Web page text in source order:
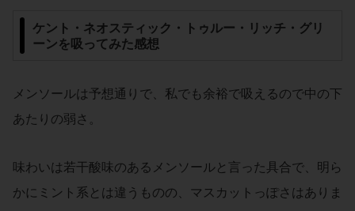
ケント・ネオスティック・トゥルー・リッチ・グリ
ーンを吸ってみた感想
メンソールは予想通りで、私でも余裕で吸えるので中の下
あたりの弱さ。
味わいは若干酸味のあるメンソールと言った具合で、明ら
かにミント系とは違うものの、マスカットっぽさはありま